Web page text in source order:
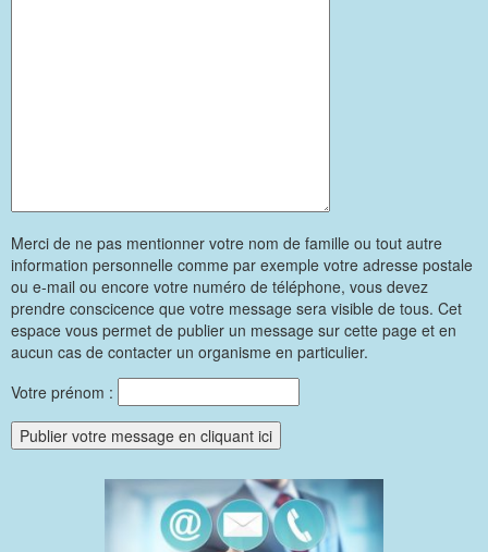
Merci de ne pas mentionner votre nom de famille ou tout autre
information personnelle comme par exemple votre adresse postale
ou e-mail ou encore votre numéro de téléphone, vous devez
prendre conscicence que votre message sera visible de tous. Cet
espace vous permet de publier un message sur cette page et en
aucun cas de contacter un organisme en particulier.
Votre prénom :